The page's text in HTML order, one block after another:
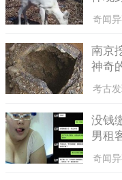
奇闻
南京
神奇
考古
没钱
男租
奇闻